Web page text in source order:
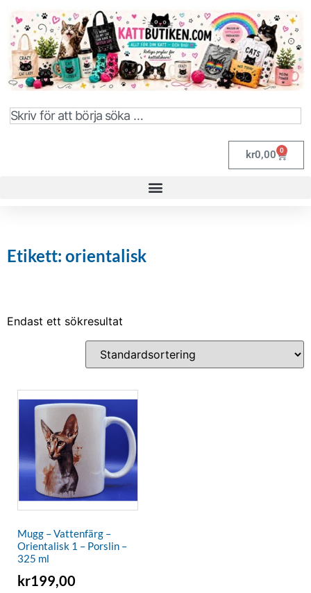
kr0,00 0
Etikett: orientalisk
Endast ett sökresultat
Mugg – Vattenfärg –
Orientalisk 1 – Porslin –
325 ml
kr199,00